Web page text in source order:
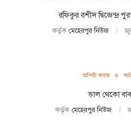
রফিকুর রশীদ দ্বিজেন্দ্র
কর্তৃক মেহেরপুর নিউজ
অতিথী কলাম
ভাল থেকো
কর্তৃক মেহেরপুর নিউজ